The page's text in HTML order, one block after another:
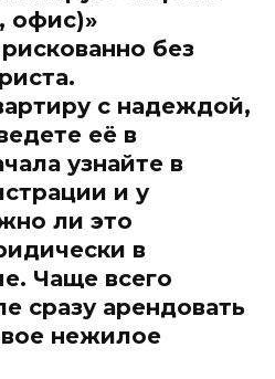
офис)»
без
с надеждой,
её в
узнайте в
и у
ли это
в
Чаще всего
сразу арендовать
нежилое